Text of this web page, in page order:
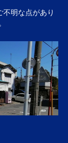
不明な点があり